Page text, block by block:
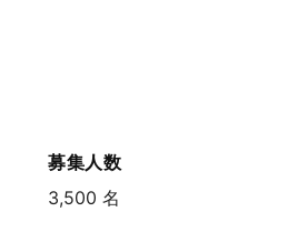
募集人数
3,500 名